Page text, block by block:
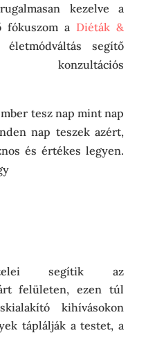
kezelve a
a Diéták &
segítő
konzultációs
tesz nap mint nap
nap teszek azért,
és értékes legyen.
segítik az
felületen, ezen túl
kihívásokon
táplálják a testet, a